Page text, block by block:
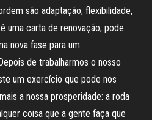
são adaptação, flexibilidade,
uma carta de renovação, pode
nova fase para um
de trabalharmos o nosso
um exercício que pode nos
a nossa prosperidade: a roda
coisa que a gente faça que